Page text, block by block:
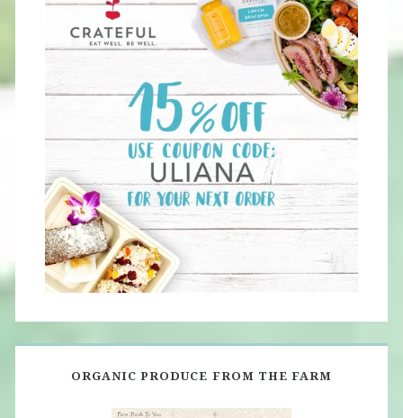
ORGANIC PRODUCE FROM THE FARM